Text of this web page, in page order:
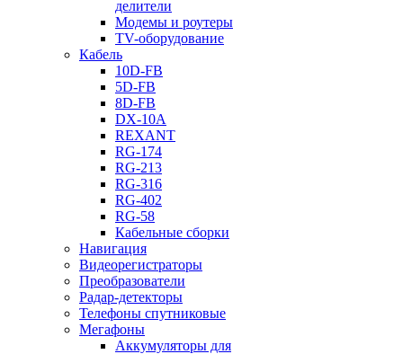
делители
Модемы и роутеры
TV-оборудование
Кабель
10D-FB
5D-FB
8D-FB
DX-10A
REXANT
RG-174
RG-213
RG-316
RG-402
RG-58
Кабельные сборки
Навигация
Видеорегистраторы
Преобразователи
Радар-детекторы
Телефоны спутниковые
Мегафоны
Аккумуляторы для